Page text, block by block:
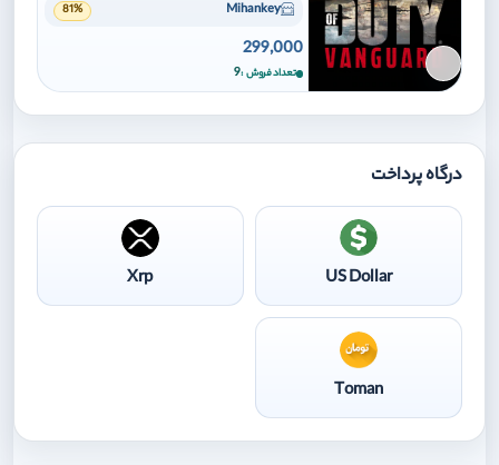
برای افزودن وارد شوید
Mihankey
81%
299,000
تعداد فروش 9
درگاه پرداخت
US Dollar
Xrp
Toman